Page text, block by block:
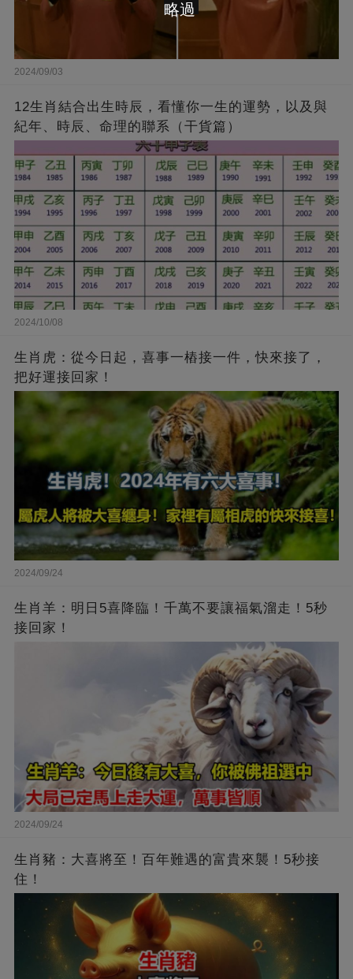
2024/09/03
12生肖結合出生時辰，看懂你一生的運勢，以及與
紀年、時辰、命理的聯系（干貨篇）
2024/10/08
生肖虎：從今日起，喜事一樁接一件，快來接了，
把好運接回家！
2024/09/24
生肖羊：明日5喜降臨！千萬不要讓福氣溜走！5秒
接回家！
2024/09/24
生肖豬：大喜將至！百年難遇的富貴來襲！5秒接
住！
略過